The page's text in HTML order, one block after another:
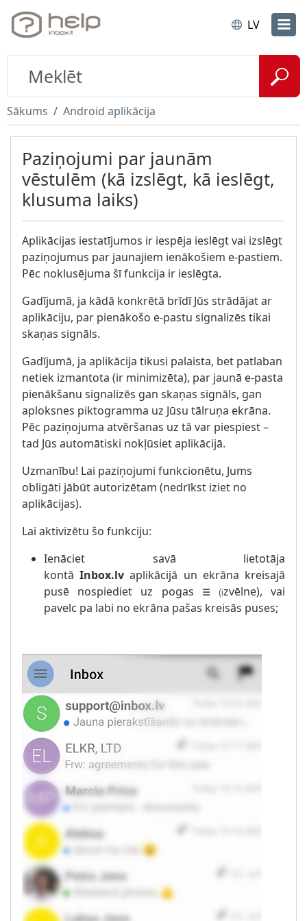
LV
Sākums Android aplikācija
Paziņojumi par jaunām
vēstulēm (kā izslēgt, kā ieslēgt,
klusuma laiks)
Aplikācijas iestatījumos ir iespēja ieslēgt vai izslēgt
paziņojumus par jaunajiem ienākošiem e-pastiem.
Pēc noklusējuma šī funkcija ir ieslēgta.
Gadījumā, ja kādā konkrētā brīdī Jūs strādājat ar
aplikāciju, par pienākošo e-pastu signalizēs tikai
skaņas signāls.
Gadījumā, ja aplikācija tikusi palaista, bet patlaban
netiek izmantota (ir minimizēta), par jaunā e-pasta
pienākšanu signalizēs gan skaņas signāls, gan
aploksnes piktogramma uz Jūsu tālruņa ekrāna.
Pēc paziņojuma atvēršanas uz tā var piespiest –
tad Jūs automātiski nokļūsiet aplikācijā.
Uzmanību! Lai paziņojumi funkcionētu, Jums
obligāti jābūt autorizētam (nedrīkst iziet no
aplikācijas).
Lai aktivizētu šo funkciju:
Ienāciet savā lietotāja
kontāInbox.lv aplikācijā un ekrāna kreisajā
pusē nospiediet uz pogas
☰ (izvēlne), vai
pavelc pa labi no ekrāna pašas kreisās puses;